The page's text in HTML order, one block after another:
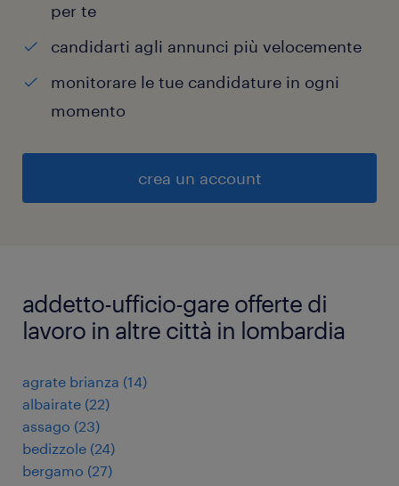
per te
candidarti agli annunci più velocemente
monitorare le tue candidature in ogni
momento
crea un account
addetto-ufficio-gare offerte di
lavoro in altre città in lombardia
agrate brianza (14)
albairate (22)
assago (23)
bedizzole (24)
bergamo (27)